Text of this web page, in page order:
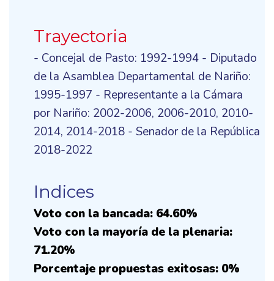
Trayectoria
- Concejal de Pasto: 1992-1994 - Diputado
de la Asamblea Departamental de Nariño:
1995-1997 - Representante a la Cámara
por Nariño: 2002-2006, 2006-2010, 2010-
2014, 2014-2018 - Senador de la República
2018-2022
Indices
Voto con la bancada: 64.60%
Voto con la mayoría de la plenaria:
71.20%
Porcentaje propuestas exitosas: 0%